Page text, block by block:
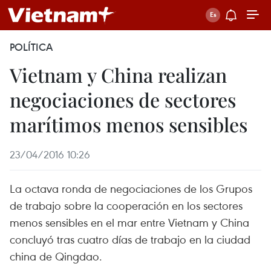
POLÍTICA
Vietnam y China realizan
negociaciones de sectores
marítimos menos sensibles
23/04/2016 10:26
La octava ronda de negociaciones de los Grupos
de trabajo sobre la cooperación en los sectores
menos sensibles en el mar entre Vietnam y China
concluyó tras cuatro días de trabajo en la ciudad
china de Qingdao.